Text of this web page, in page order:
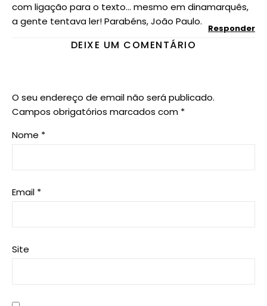
com ligação para o texto… mesmo em dinamarquês,
a gente tentava ler! Parabéns, João Paulo.
Responder
DEIXE UM COMENTÁRIO
O seu endereço de email não será publicado.
Campos obrigatórios marcados com *
Nome *
Email *
Site